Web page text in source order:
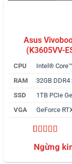
Asus
(K3605VV-
CPU
Intel®
RAM
32GB
SSD
1TB PCIe
VGA
GeForce
4.67trên 5
dựa trên